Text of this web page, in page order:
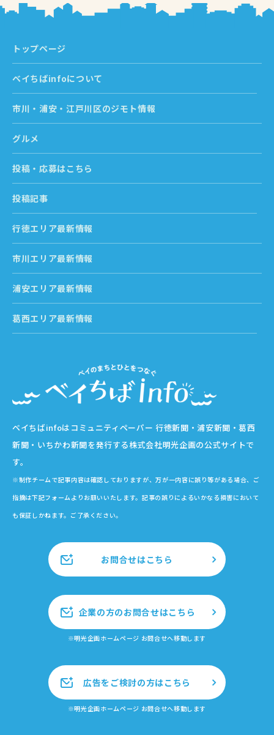
ベイちばinfoはコミュニティペーパー 行徳新聞・浦安新聞・葛西
新聞・いちかわ新聞を発行する株式会社明光企画の公式サイトで
す。
※制作チームで記事内容は確認しておりますが、万が一内容に誤り等がある場合、ご
指摘は下記フォームよりお願いいたします。記事の誤りによるいかなる損害において
も保証しかねます。ご了承ください。
お問合せはこちら
企業の方のお問合せはこちら
※明光企画ホームページ お問合せへ移動します
広告をご検討の方はこちら
※明光企画ホームページ お問合せへ移動します
トップページ
ベイちばinfoについて
市川・浦安・江戸川区のジモト情報
グルメ
投稿・応募はこちら
投稿記事
行徳エリア最新情報
市川エリア最新情報
浦安エリア最新情報
葛西エリア最新情報